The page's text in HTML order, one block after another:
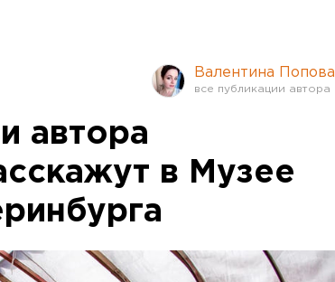
Валентина Попова
автора
в Музее